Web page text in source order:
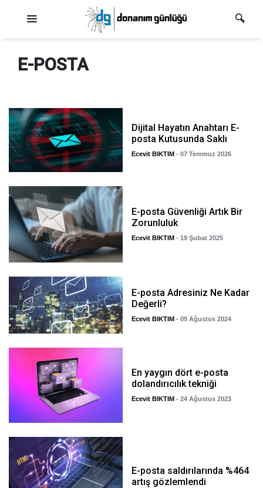
E-POSTA
Dijital Hayatın Anahtarı E-
posta Kutusunda Saklı
Ecevit BIKTIM - 07 Temmuz 2026
E-posta Güvenliği Artık Bir
Zorunluluk
Ecevit BIKTIM - 19 Şubat 2025
E-posta Adresiniz Ne Kadar
Değerli?
Ecevit BIKTIM - 09 Ağustos 2024
En yaygın dört e-posta
dolandırıcılık tekniği
Ecevit BIKTIM - 24 Ağustos 2023
E-posta saldırılarında %464
artış gözlemlendi